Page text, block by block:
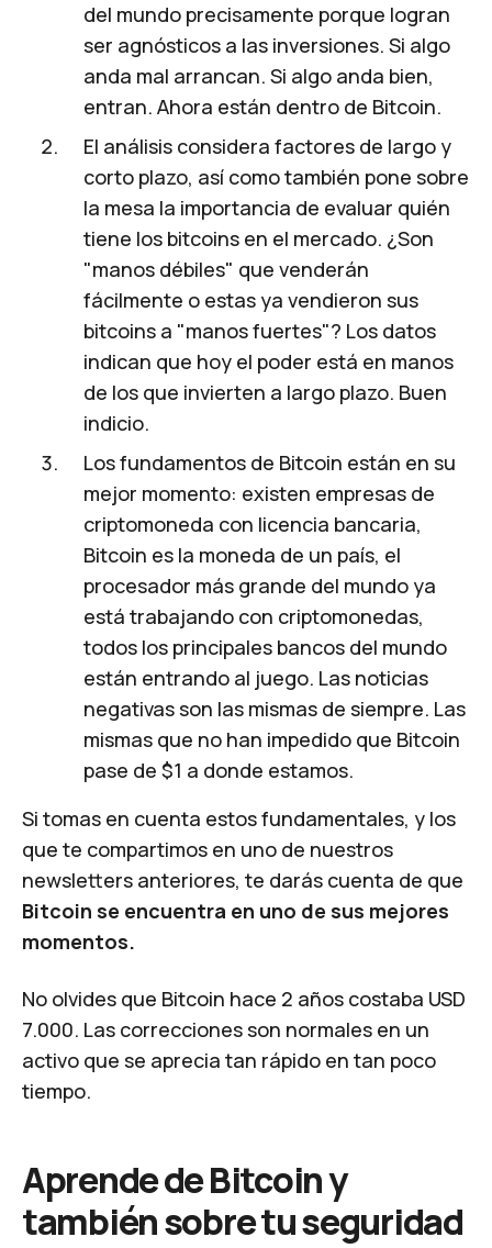
del mundo precisamente porque logran
ser agnósticos a las inversiones. Si algo
anda mal arrancan. Si algo anda bien,
entran. Ahora están dentro de Bitcoin.
El análisis considera factores de largo y
corto plazo, así como también pone sobre
la mesa la importancia de evaluar quién
tiene los bitcoins en el mercado. ¿Son
"manos débiles" que venderán
fácilmente o estas ya vendieron sus
bitcoins a "manos fuertes"? Los datos
indican que hoy el poder está en manos
de los que invierten a largo plazo. Buen
indicio.
Los fundamentos de Bitcoin están en su
mejor momento: existen empresas de
criptomoneda con licencia bancaria,
Bitcoin es la moneda de un país, el
procesador más grande del mundo ya
está trabajando con criptomonedas,
todos los principales bancos del mundo
están entrando al juego. Las noticias
negativas son las mismas de siempre. Las
mismas que no han impedido que Bitcoin
pase de $1 a donde estamos.
Si tomas en cuenta estos fundamentales, y los
que te compartimos en uno de nuestros
newsletters anteriores, te darás cuenta de que
Bitcoin se encuentra en uno de sus mejores
momentos.
No olvides que Bitcoin hace 2 años costaba USD
7.000. Las correcciones son normales en un
activo que se aprecia tan rápido en tan poco
tiempo.
Aprende de Bitcoin y
también sobre tu seguridad